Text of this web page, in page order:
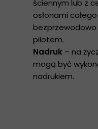
ściennym lub z
osłonami
pilotem.
Nadruk – na
mogą być
nadrukiem.